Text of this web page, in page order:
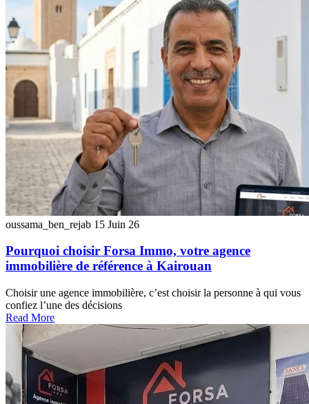
oussama_ben_rejab 15 Juin 26
Pourquoi choisir Forsa Immo, votre agence
immobilière de référence à Kairouan
Choisir une agence immobilière, c’est choisir la personne à qui vous
confiez l’une des décisions
Read More